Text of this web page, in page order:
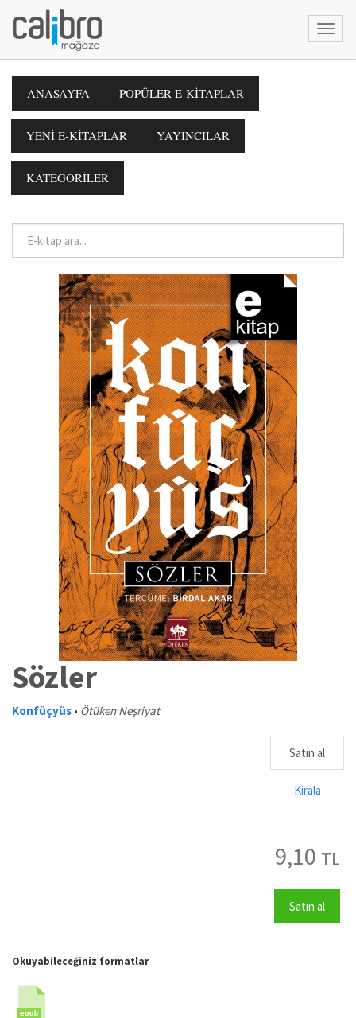
ANASAYFA POPÜLER E-KİTAPLAR
YENİ E-KİTAPLAR YAYINCILAR
KATEGORİLER
Sözler
Konfüçyüs • Ötüken Neşriyat
Satın al
Kirala
9,10 TL
Satın al
Okuyabileceğiniz formatlar